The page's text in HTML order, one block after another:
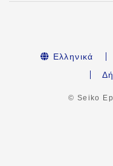
Ελληνικά
© Seiko